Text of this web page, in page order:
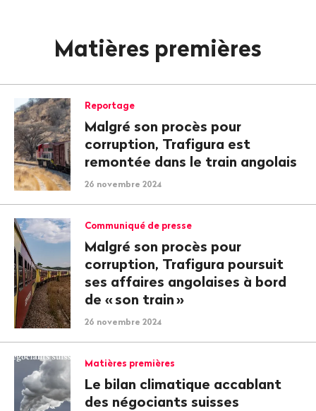
Matières premières
Reportage
Malgré son procès pour
corruption, Trafigura est
remontée dans le train angolais
26 novembre 2024
Communiqué de presse
Malgré son procès pour
corruption, Trafigura poursuit
ses affaires angolaises à bord
de «son train»
26 novembre 2024
Matières premières
Le bilan climatique accablant
des négociants suisses